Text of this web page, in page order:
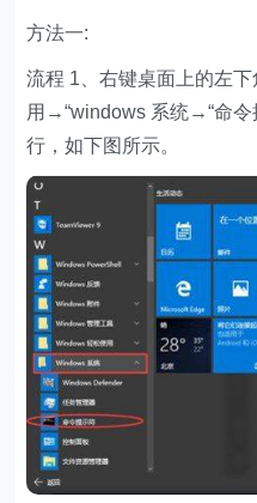
方法一:
流程 1、右键桌面上的左
用→“windows 系统→“命令
行，如下图所示。